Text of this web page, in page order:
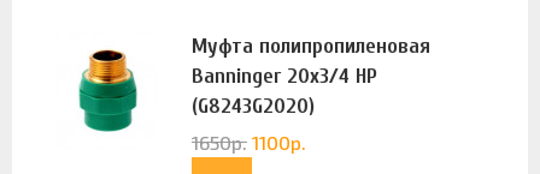
Муфта полипропиленовая
Banninger 20х3/4 НР
(G8243G2020)
1650р. 1100р.